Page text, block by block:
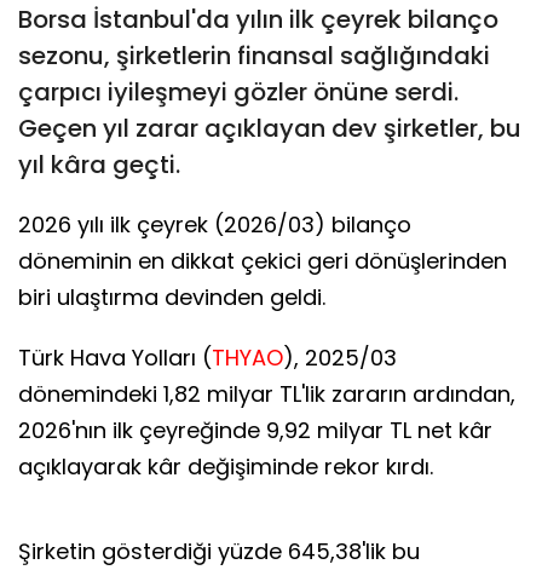
Borsa İstanbul'da yılın ilk çeyrek bilanço
sezonu, şirketlerin finansal sağlığındaki
çarpıcı iyileşmeyi gözler önüne serdi.
Geçen yıl zarar açıklayan dev şirketler, bu
yıl kâra geçti.
2026 yılı ilk çeyrek (2026/03) bilanço
döneminin en dikkat çekici geri dönüşlerinden
biri ulaştırma devinden geldi.
Türk Hava Yolları (THYAO), 2025/03
dönemindeki 1,82 milyar TL'lik zararın ardından,
2026'nın ilk çeyreğinde 9,92 milyar TL net kâr
açıklayarak kâr değişiminde rekor kırdı.
Şirketin gösterdiği yüzde 645,38'lik bu